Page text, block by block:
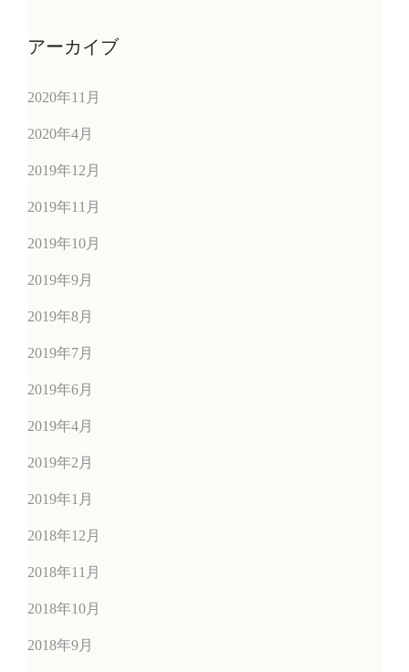
アーカイブ
2020年11月
2020年4月
2019年12月
2019年11月
2019年10月
2019年9月
2019年8月
2019年7月
2019年6月
2019年4月
2019年2月
2019年1月
2018年12月
2018年11月
2018年10月
2018年9月